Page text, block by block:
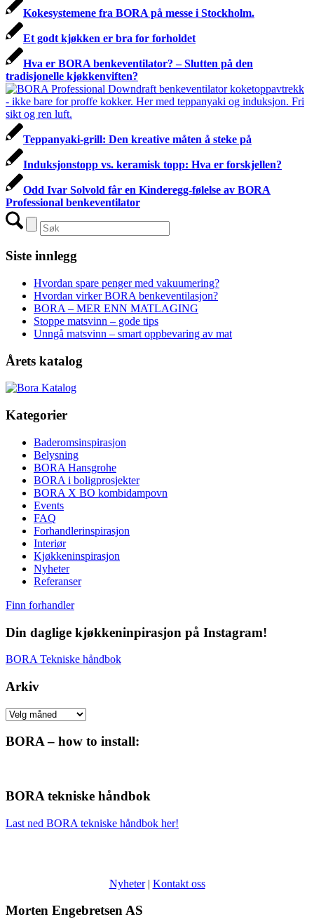
Kokesystemene fra BORA på messe i Stockholm.
Et godt kjøkken er bra for forholdet
Hva er BORA benkeventilator? – Slutten på den
tradisjonelle kjøkkenviften?
Teppanyaki-grill: Den kreative måten å steke på
Induksjonstopp vs. keramisk topp: Hva er forskjellen?
Odd Ivar Solvold får en Kinderegg-følelse av BORA
Professional benkeventilator
Siste innlegg
Hvordan spare penger med vakuumering?
Hvordan virker BORA benkeventilasjon?
BORA – MER ENN MATLAGING
Stoppe matsvinn – gode tips
Unngå matsvinn – smart oppbevaring av mat
Årets katalog
Kategorier
Baderomsinspirasjon
Belysning
BORA Hansgrohe
BORA i boligprosjekter
BORA X BO kombidampovn
Events
FAQ
Forhandlerinspirasjon
Interiør
Kjøkkeninspirasjon
Nyheter
Referanser
Finn forhandler
Din daglige kjøkkeninpirasjon på Instagram!
BORA Tekniske håndbok
Arkiv
Arkiv
BORA – how to install:
BORA tekniske håndbok
Last ned BORA tekniske håndbok her!
Nyheter| Kontakt oss
Morten Engebretsen AS